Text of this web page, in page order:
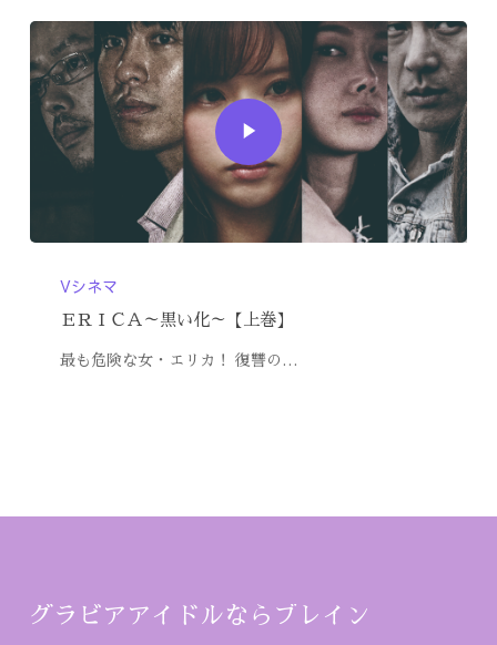
Vシネマ
ＥＲＩＣＡ～黒い化～【上巻】
最も危険な女・エリカ！ 復讐の…
グラビアアイドルならブレイン